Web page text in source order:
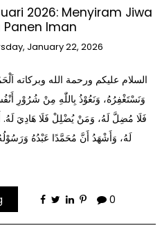
2026: Menyiram Jiwa
Iman
January 22, 2026
السلام عليكم ورحمة الله وبركاته
وَنَسْتَغْفِرُهُ، وَنَعُوْذُ بِاللّٰهِ مِنْ شُرُوْرِ
فَلَا مُضِلَّ لَهُ، وَمَنْ يُضْلِلْ فَلَا هَادِيَ لَهُ.
لَهُ، وَأَشْهَدُ أَنَّ مُحَمَّدًا عَبْدُهُ
0